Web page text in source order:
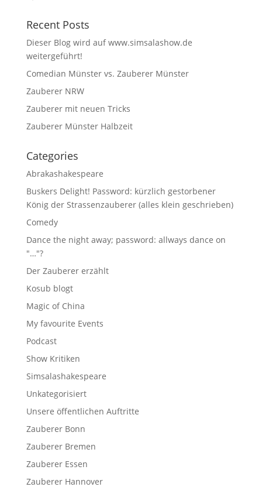
Recent Posts
Dieser Blog wird auf www.simsalashow.de
weitergeführt!
Comedian Münster vs. Zauberer Münster
Zauberer NRW
Zauberer mit neuen Tricks
Zauberer Münster Halbzeit
Categories
Abrakashakespeare
Buskers Delight! Password: kürzlich gestorbener
König der Strassenzauberer (alles klein geschrieben)
Comedy
Dance the night away; password: allways dance on
"…"?
Der Zauberer erzählt
Kosub blogt
Magic of China
My favourite Events
Podcast
Show Kritiken
Simsalashakespeare
Unkategorisiert
Unsere öffentlichen Auftritte
Zauberer Bonn
Zauberer Bremen
Zauberer Essen
Zauberer Hannover